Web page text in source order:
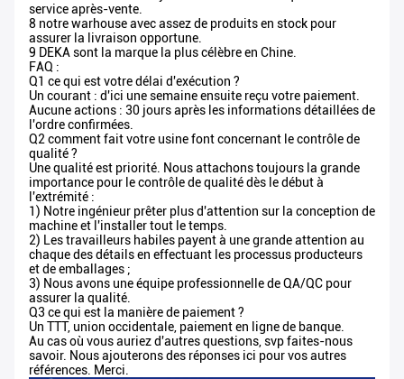
service après-vente.
8 notre warhouse avec assez de produits en stock pour
assurer la livraison opportune.
9 DEKA sont la marque la plus célèbre en Chine.
FAQ :
Q1 ce qui est votre délai d'exécution ?
Un courant : d'ici une semaine ensuite reçu votre paiement.
Aucune actions : 30 jours après les informations détaillées de
l'ordre confirmées.
Q2 comment fait votre usine font concernant le contrôle de
qualité ?
Une qualité est priorité. Nous attachons toujours la grande
importance pour le contrôle de qualité dès le début à
l'extrémité :
1) Notre ingénieur prêter plus d'attention sur la conception de
machine et l'installer tout le temps.
2) Les travailleurs habiles payent à une grande attention au
chaque des détails en effectuant les processus producteurs
et de emballages ;
3) Nous avons une équipe professionnelle de QA/QC pour
assurer la qualité.
Q3 ce qui est la manière de paiement ?
Un TTT, union occidentale, paiement en ligne de banque.
Au cas où vous auriez d'autres questions, svp faites-nous
savoir. Nous ajouterons des réponses ici pour vos autres
références. Merci.